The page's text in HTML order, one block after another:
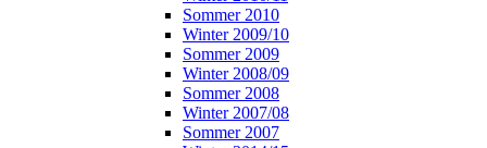
Sommer 2010
Winter 2009/10
Sommer 2009
Winter 2008/09
Sommer 2008
Winter 2007/08
Sommer 2007